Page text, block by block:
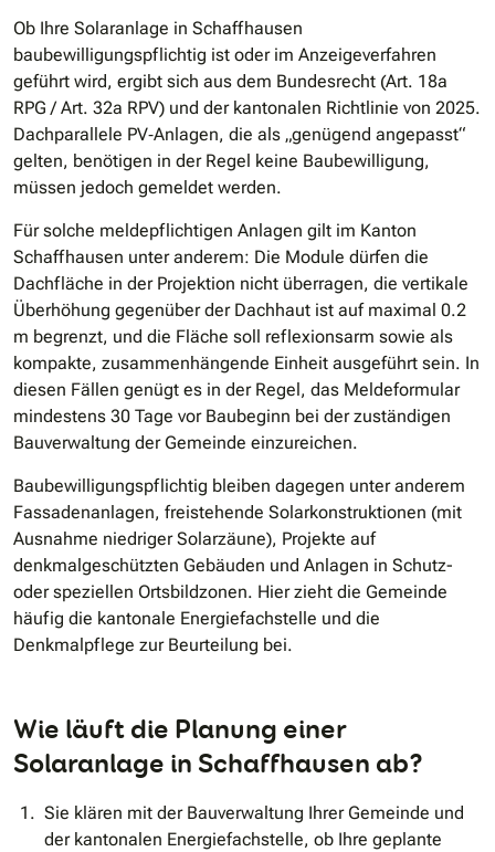
Ob Ihre Solaranlage in Schaffhausen
baubewilligungspflichtig ist oder im Anzeigeverfahren
geführt wird, ergibt sich aus dem Bundesrecht (Art. 18a
RPG / Art. 32a RPV) und der kantonalen Richtlinie von 2025.
Dachparallele PV‐Anlagen, die als „genügend angepasst“
gelten, benötigen in der Regel keine Baubewilligung,
müssen jedoch gemeldet werden.
Für solche meldepflichtigen Anlagen gilt im Kanton
Schaffhausen unter anderem: Die Module dürfen die
Dachfläche in der Projektion nicht überragen, die vertikale
Überhöhung gegenüber der Dachhaut ist auf maximal 0.2
m begrenzt, und die Fläche soll reflexionsarm sowie als
kompakte, zusammenhängende Einheit ausgeführt sein. In
diesen Fällen genügt es in der Regel, das Meldeformular
mindestens 30 Tage vor Baubeginn bei der zuständigen
Bauverwaltung der Gemeinde einzureichen.
Baubewilligungspflichtig bleiben dagegen unter anderem
Fassadenanlagen, freistehende Solarkonstruktionen (mit
Ausnahme niedriger Solarzäune), Projekte auf
denkmalgeschützten Gebäuden und Anlagen in Schutz-
oder speziellen Ortsbildzonen. Hier zieht die Gemeinde
häufig die kantonale Energiefachstelle und die
Denkmalpflege zur Beurteilung bei.
Wie läuft die Planung einer
Solaranlage in Schaffhausen ab?
Sie klären mit der Bauverwaltung Ihrer Gemeinde und
der kantonalen Energiefachstelle, ob Ihre geplante